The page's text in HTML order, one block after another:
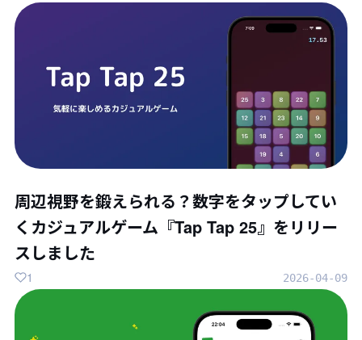
周辺視野を鍛えられる？数字をタップしてい
くカジュアルゲーム『Tap Tap 25』をリリー
スしました
2026-04-09
1